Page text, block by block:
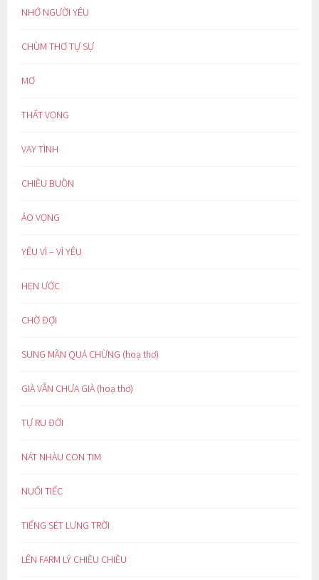
NHỚ NGƯỜI YÊU
CHÙM THƠ TỰ SỰ
MƠ
THẤT VỌNG
VAY TÌNH
CHIỀU BUỒN
ẢO VỌNG
YÊU VÌ – VÌ YÊU
HẸN ƯỚC
CHỜ ĐỢI
SUNG MÃN QUÁ CHỪNG (hoạ thơ)
GIÀ VẪN CHƯA GIÀ (hoạ thơ)
TỰ RU ĐỜI
NÁT NHÀU CON TIM
NUỐI TIẾC
TIẾNG SÉT LƯNG TRỜI
LÊN FARM LÝ CHIỀU CHIỀU